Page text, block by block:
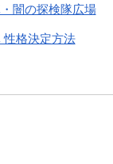
闇の探検隊広場
性格決定方法